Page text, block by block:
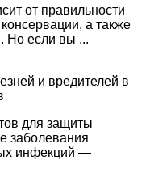
от правильности
а также
Но если вы ...
и вредителей в
для защиты
заболевания
инфекций —